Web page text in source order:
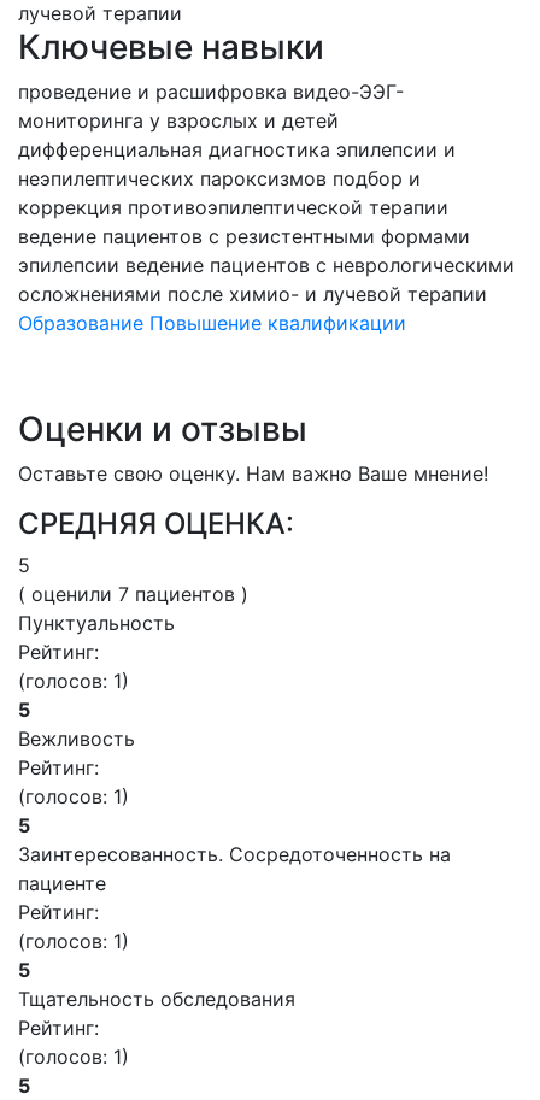
лучевой терапии
Ключевые навыки
проведение и расшифровка видео-ЭЭГ-
мониторинга у взрослых и детей
дифференциальная диагностика эпилепсии и
неэпилептических пароксизмов подбор и
коррекция противоэпилептической терапии
ведение пациентов с резистентными формами
эпилепсии ведение пациентов с неврологическими
осложнениями после химио- и лучевой терапии
Образование Повышение квалификации
Оценки и отзывы
Оставьте свою оценку. Нам важно Ваше мнение!
СРЕДНЯЯ ОЦЕНКА:
5
( оценили 7 пациентов )
Пунктуальность
Рейтинг:
(голосов: 1)
5
Вежливость
Рейтинг:
(голосов: 1)
5
Заинтересованность. Сосредоточенность на
пациенте
Рейтинг:
(голосов: 1)
5
Тщательность обследования
Рейтинг:
(голосов: 1)
5